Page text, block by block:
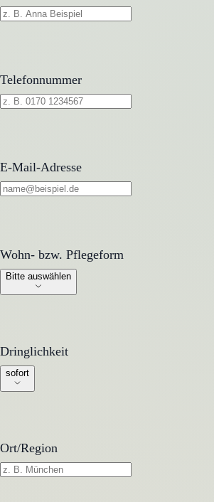
Telefonnummer
E-Mail-Adresse
Wohn- bzw. Pflegeform
Wohn- bzw. Pflegeform
Bitte auswählen
Dringlichkeit
Dringlichkeit
sofort
Ort/Region